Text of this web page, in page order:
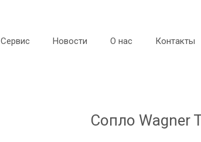
Сервис Новости О нас Контакты
Сопло Wagner